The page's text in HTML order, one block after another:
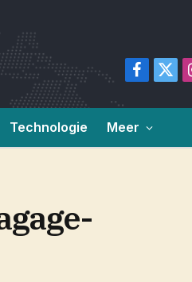
Facebook
X
Technologie Meer